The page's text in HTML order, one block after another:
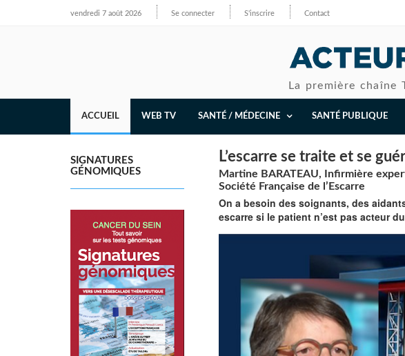
vendredi 7 août 2026 Se connecter S'inscrire Contact
La première chaîne
ACCUEIL WEB TV SANTÉ / MÉDECINE SANTÉ PUBLIQUE
SIGNATURES
GÉNOMIQUES
L’escarre se traite et se
Martine BARATEAU, Infirmière
Société Française de l’Escarre
On a besoin des soignants, des
escarre si le patient n’est pas acteur